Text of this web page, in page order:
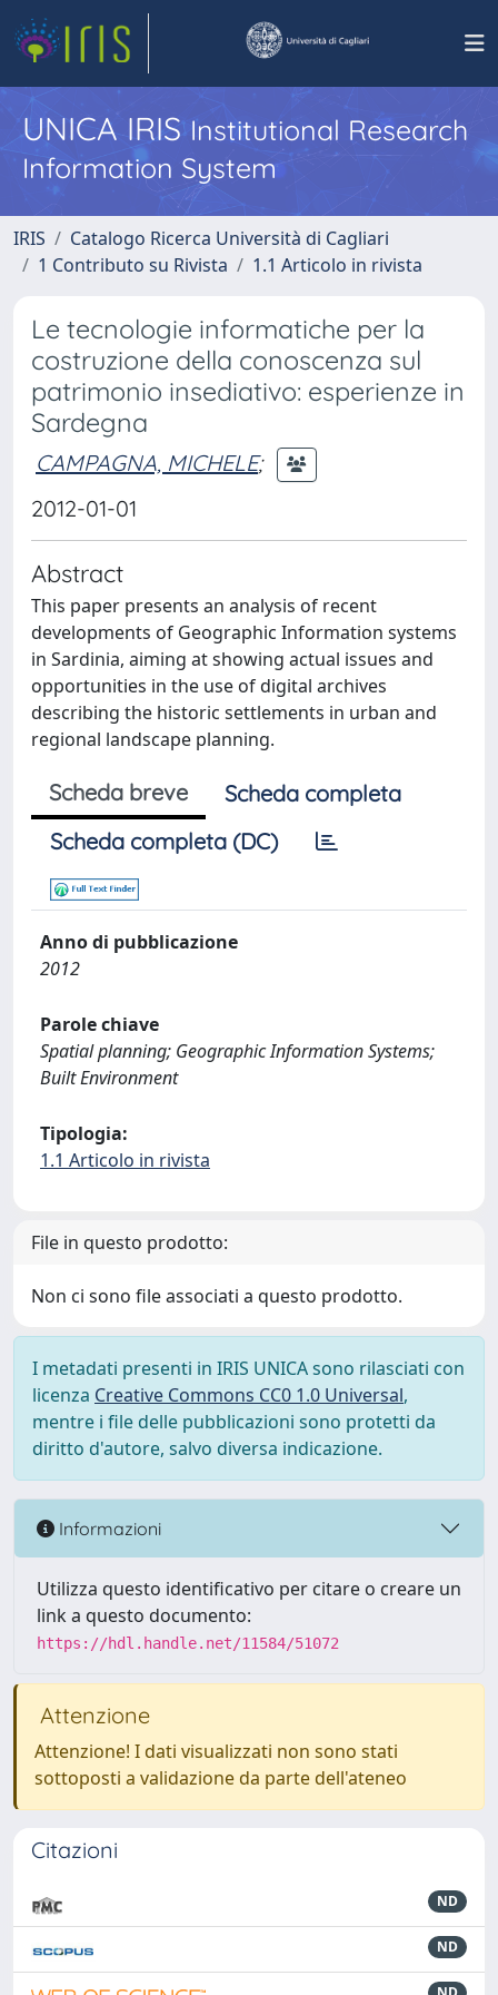
UNICA IRISInstitutional Research
Information System
IRIS
Catalogo Ricerca Università di Cagliari
1 Contributo su Rivista
1.1 Articolo in rivista
Le tecnologie informatiche per la
costruzione della conoscenza sul
patrimonio insediativo: esperienze in
Sardegna
CAMPAGNA, MICHELE;
2012-01-01
Abstract
This paper presents an analysis of recent
developments of Geographic Information systems
in Sardinia, aiming at showing actual issues and
opportunities in the use of digital archives
describing the historic settlements in urban and
regional landscape planning.
Scheda breve
Scheda completa
Scheda completa (DC)
Anno di pubblicazione
2012
Parole chiave
Spatial planning; Geographic Information Systems;
Built Environment
Tipologia:
1.1 Articolo in rivista
File in questo prodotto:
Non ci sono file associati a questo prodotto.
I metadati presenti in IRIS UNICA sono rilasciati con
licenza Creative Commons CC0 1.0 Universal,
mentre i file delle pubblicazioni sono protetti da
diritto d'autore, salvo diversa indicazione.
Informazioni
Utilizza questo identificativo per citare o creare un
link a questo documento:
https://hdl.handle.net/11584/51072
Attenzione
Attenzione! I dati visualizzati non sono stati
sottoposti a validazione da parte dell'ateneo
Citazioni
ND
ND